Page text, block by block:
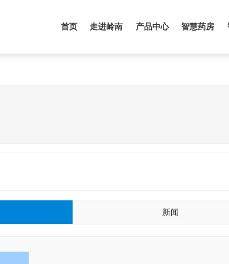
首页 走进岭南 产品中心 智慧药房
新闻